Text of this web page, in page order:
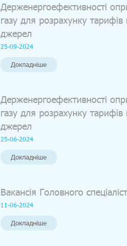
Держенергоефективності
газу для розрахунку тарифів
джерел
25-09-2024
Докладніше
Держенергоефективності
газу для розрахунку тарифів
джерел
25-06-2024
Докладніше
Вакансія Головного
11-06-2024
Докладніше